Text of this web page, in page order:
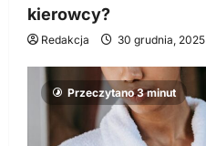
kierowcy?
Redakcja 30 grudnia, 2025
Przeczytano 3 minut